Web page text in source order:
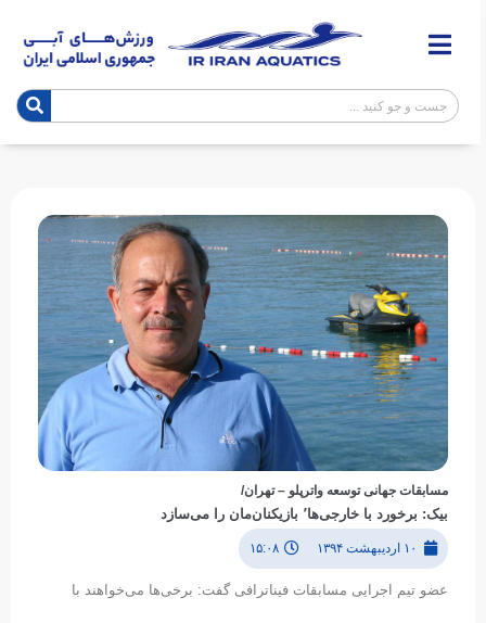
مسابقات جهانی توسعه واترپلو – تهران/
بیک: برخورد با خارجی‌ها٬‌ بازیکنان‌مان را می‌سازد
۱۰ اردیبهشت ۱۳۹۴ ۱۵:۰۸
عضو تیم اجرایی مسابقات فیناترافی گفت: برخی‌ها ‌می‌خواهند با